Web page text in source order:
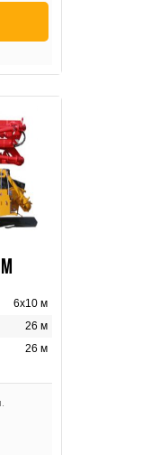
6х10 м
26 м
26 м